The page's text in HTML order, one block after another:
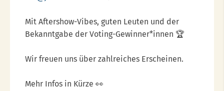
Mit Aftershow-Vibes, guten Leuten und der
Bekanntgabe der Voting-Gewinner*innen 🏆
Wir freuen uns über zahlreiches Erscheinen.
Mehr Infos in Kürze 👀